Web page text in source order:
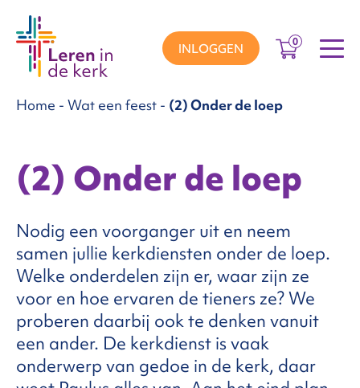
INLOGGEN 0
Home - Wat een feest - (2) Onder de loep
(2) Onder de loep
Nodig een voorganger uit en neem
samen jullie kerkdiensten onder de loep.
Welke onderdelen zijn er, waar zijn ze
voor en hoe ervaren de tieners ze? We
proberen daarbij ook te denken vanuit
een ander. De kerkdienst is vaak
onderwerp van gedoe in de kerk, daar